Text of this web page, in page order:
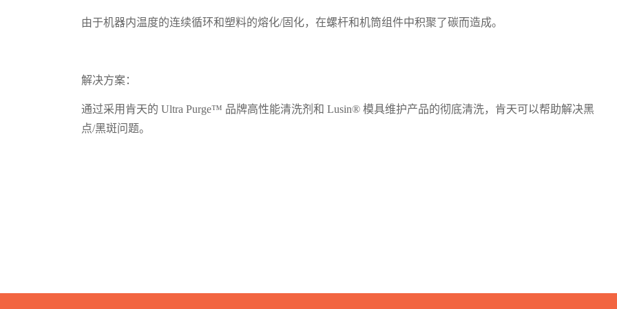
由于机器内温度的连续循环和塑料的熔化/固化，在螺杆和机筒组件中积聚了碳而造成。
解决方案：
通过采用肯天的 Ultra Purge™ 品牌高性能清洗剂和 Lusin® 模具维护产品的彻底清洗，肯天可以帮助解决黑
点/黑斑问题。